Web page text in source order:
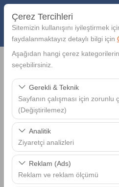
Çerez Tercihleri
Sitemizin kullanışını iyileştirmek
faydalanmaktayız detaylı bilgi için
Aşağıdan hangi çerez
seçebilirsiniz.
Gerekli & Teknik
Sayfanın çalışması için zorunlu
(Değiştirilemez)
Bu çerezler sitenin doğru şekilde
oturum yönetimi ve temel
dışı bırakılamaz.
Analitik
Ziyaretçi analizleri
Bu çerezler, sitemizin nasıl
en çok ziyaret edilen sayfalar,
analiz etmemizi sağlar. Bu
Reklam (Ads)
Reklam ve reklam ölçümü
REZERVASYON SORGULA
Lütfen Rezervasyon
belirttiğiniz e-mail adresini giriniz.
Rezervasyon No
E-Posta Adresiniz